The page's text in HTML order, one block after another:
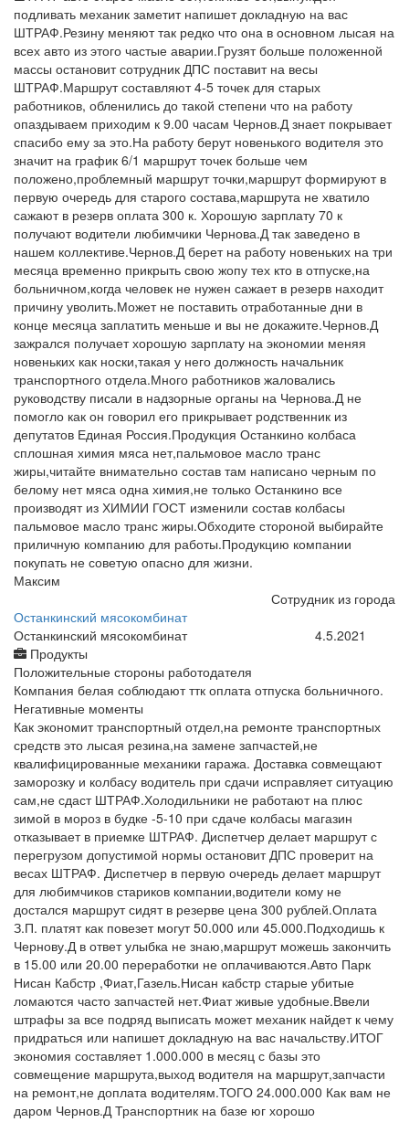
подливать механик заметит напишет докладную на вас
ШТРАФ.Резину меняют так редко что она в основном лысая на
всех авто из этого частые аварии.Грузят больше положенной
массы остановит сотрудник ДПС поставит на весы
ШТРАФ.Маршрут составляют 4-5 точек для старых
работников, обленились до такой степени что на работу
опаздываем приходим к 9.00 часам Чернов.Д знает покрывает
спасибо ему за это.На работу берут новенького водителя это
значит на график 6/1 маршрут точек больше чем
положено,проблемный маршрут точки,маршрут формируют в
первую очередь для старого состава,маршрута не хватило
сажают в резерв оплата 300 к. Хорошую зарплату 70 к
получают водители любимчики Чернова.Д так заведено в
нашем коллективе.Чернов.Д берет на работу новеньких на три
месяца временно прикрыть свою жопу тех кто в отпуске,на
больничном,когда человек не нужен сажает в резерв находит
причину уволить.Может не поставить отработанные дни в
конце месяца заплатить меньше и вы не докажите.Чернов.Д
зажрался получает хорошую зарплату на экономии меняя
новеньких как носки,такая у него должность начальник
транспортного отдела.Много работников жаловались
руководству писали в надзорные органы на Чернова.Д не
помогло как он говорил его прикрывает родственник из
депутатов Единая Россия.Продукция Останкино колбаса
сплошная химия мяса нет,пальмовое масло транс
жиры,читайте внимательно состав там написано черным по
белому нет мяса одна химия,не только Останкино все
производят из ХИМИИ ГОСТ изменили состав колбасы
пальмовое масло транс жиры.Обходите стороной выбирайте
приличную компанию для работы.Продукцию компании
покупать не советую опасно для жизни.
Максим
Сотрудник из города
Останкинский мясокомбинат
Останкинский мясокомбинат
Продукты
4.5.2021
Положительные стороны работодателя
Компания белая соблюдают ттк оплата отпуска больничного.
Негативные моменты
Как экономит транспортный отдел,на ремонте транспортных
средств это лысая резина,на замене запчастей,не
квалифицированные механики гаража. Доставка совмещают
заморозку и колбасу водитель при сдачи исправляет ситуацию
сам,не сдаст ШТРАФ.Холодильники не работают на плюс
зимой в мороз в будке -5-10 при сдаче колбасы магазин
отказывает в приемке ШТРАФ. Диспетчер делает маршрут с
перегрузом допустимой нормы остановит ДПС проверит на
весах ШТРАФ. Диспетчер в первую очередь делает маршрут
для любимчиков стариков компании,водители кому не
достался маршрут сидят в резерве цена 300 рублей.Оплата
З.П. платят как повезет могут 50.000 или 45.000.Подходишь к
Чернову.Д в ответ улыбка не знаю,маршрут можешь закончить
в 15.00 или 20.00 переработки не оплачиваются.Авто Парк
Нисан Кабстр ,Фиат,Газель.Нисан кабстр старые убитые
ломаются часто запчастей нет.Фиат живые удобные.Ввели
штрафы за все подряд выписать может механик найдет к чему
придраться или напишет докладную на вас начальству.ИТОГ
экономия составляет 1.000.000 в месяц с базы это
совмещение маршрута,выход водителя на маршрут,запчасти
на ремонт,не доплата водителям.ТОГО 24.000.000 Как вам не
даром Чернов.Д Транспортник на базе юг хорошо